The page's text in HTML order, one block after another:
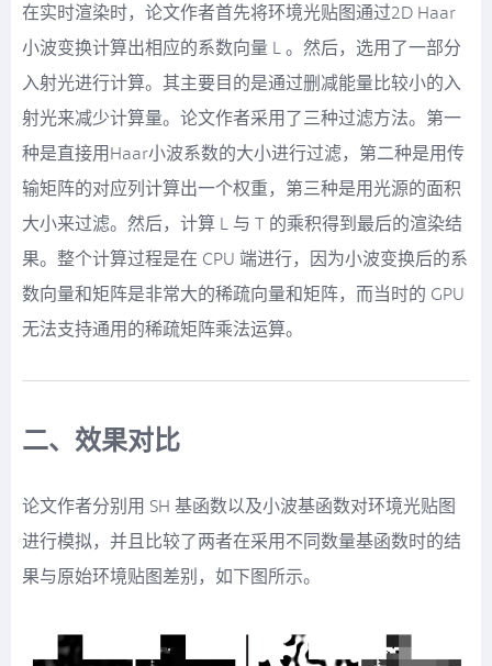
在实时渲染时，论文作者首先将环境光贴图通过2D Haar
小波变换计算出相应的系数向量 L 。然后，选用了一部分
入射光进行计算。其主要目的是通过删减能量比较小的入
射光来减少计算量。论文作者采用了三种过滤方法。第一
种是直接用Haar小波系数的大小进行过滤，第二种是用传
输矩阵的对应列计算出一个权重，第三种是用光源的面积
大小来过滤。然后，计算 L 与 T 的乘积得到最后的渲染结
果。整个计算过程是在 CPU 端进行，因为小波变换后的系
数向量和矩阵是非常大的稀疏向量和矩阵，而当时的 GPU
无法支持通用的稀疏矩阵乘法运算。
二、效果对比
论文作者分别用 SH 基函数以及小波基函数对环境光贴图
进行模拟，并且比较了两者在采用不同数量基函数时的结
果与原始环境贴图差别，如下图所示。